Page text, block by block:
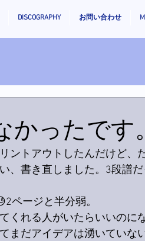
DISCOGRAPHY お問い合わせ
ったです。
ントアウトしたんだけど、
、書き直しました。3段譜
ページと半分弱。
くれる人がいたらいいのに
まだアイデアは湧いていな